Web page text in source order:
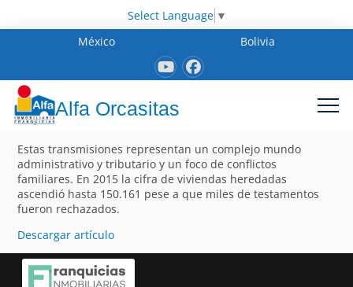
Select Language ▼
México
Bolivia
Alfa Orcasitas
Estas transmisiones representan un complejo mundo
administrativo y tributario y un foco de conflictos
familiares. En 2015 la cifra de viviendas heredadas
ascendió hasta 150.161 pese a que miles de testamentos
fueron rechazados.
Descargar artículo